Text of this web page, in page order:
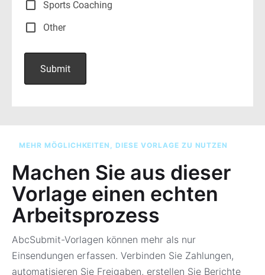
MEHR MÖGLICHKEITEN, DIESE VORLAGE ZU NUTZEN
Machen Sie aus dieser
Vorlage einen echten
Arbeitsprozess
AbcSubmit-Vorlagen können mehr als nur
Einsendungen erfassen. Verbinden Sie Zahlungen,
automatisieren Sie Freigaben, erstellen Sie Berichte